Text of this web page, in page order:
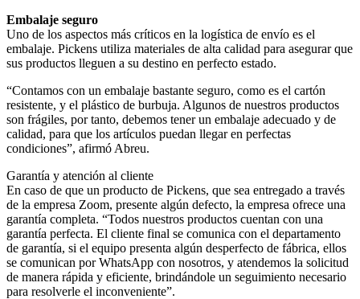
Embalaje seguro
Uno de los aspectos más críticos en la logística de envío es el
embalaje. Pickens utiliza materiales de alta calidad para asegurar que
sus productos lleguen a su destino en perfecto estado.
“Contamos con un embalaje bastante seguro, como es el cartón
resistente, y el plástico de burbuja. Algunos de nuestros productos
son frágiles, por tanto, debemos tener un embalaje adecuado y de
calidad, para que los artículos puedan llegar en perfectas
condiciones”, afirmó Abreu.
Garantía y atención al cliente
En caso de que un producto de Pickens, que sea entregado a través
de la empresa Zoom, presente algún defecto, la empresa ofrece una
garantía completa. “Todos nuestros productos cuentan con una
garantía perfecta. El cliente final se comunica con el departamento
de garantía, si el equipo presenta algún desperfecto de fábrica, ellos
se comunican por WhatsApp con nosotros, y atendemos la solicitud
de manera rápida y eficiente, brindándole un seguimiento necesario
para resolverle el inconveniente”.